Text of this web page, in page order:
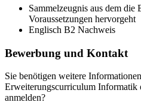
Sammelzeugnis aus dem die
Voraussetzungen hervorgeht
Englisch B2 Nachweis
Bewerbung und Kontakt
Sie benötigen weitere
Erweiterungscurriculum Informatik
anmelden?